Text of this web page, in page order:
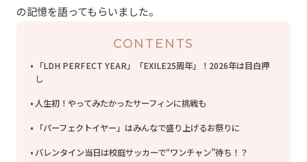
の記憶を語ってもらいました。
CONTENTS
「LDH PERFECT YEAR」「EXILE25周年」！2026年は目白押
し
人生初！やってみたかったサーフィンに挑戦も
「パーフェクトイヤー」はみんなで盛り上げるお祭りに
バレンタイン当日は校庭サッカーで“ワンチャン”待ち！？